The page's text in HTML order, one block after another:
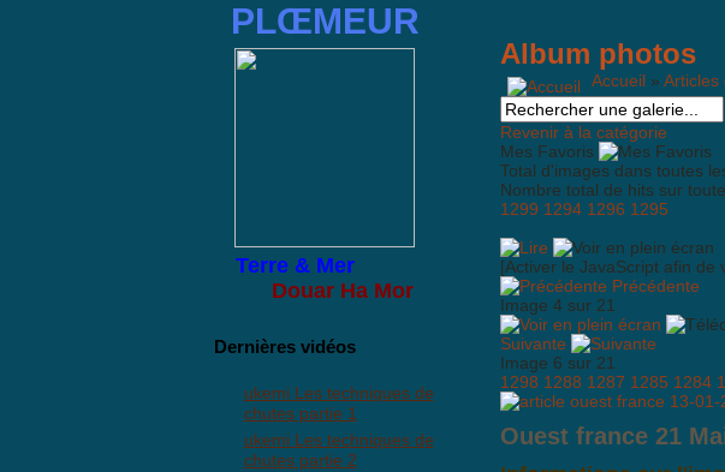
PLŒMEUR
Terre & Mer
Douar Ha Mor
Dernières vidéos
ukemi Les techniques de
chutes partie 1
ukemi Les techniques de
chutes partie 2
Album photos
Accueil » Articles
Revenir à la catégorie
Mes Favoris
Total d'images dans toutes
Nombre total de hits sur
1299 1294 1296 1295
[Activer le JavaScript afin de
Précédente
Image 4 sur 21
Suivante
Image 6 sur 21
1298 1288 1287 1285 1284
Ouest france 21